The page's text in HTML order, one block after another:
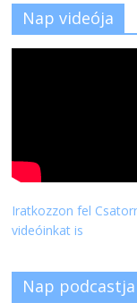
Nap videója
Iratkozzon fel
videóinkat is
Nap podcastja